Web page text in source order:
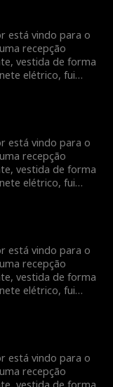
a bajulavam e
vou deixá-los
está vindo para o
recepção
vestida de forma
elétrico, fui
a bajulavam e
vou deixá-los
está vindo para o
recepção
vestida de forma
elétrico, fui
a bajulavam e
vou deixá-los
está vindo para o
recepção
vestida de forma
elétrico, fui
a bajulavam e
vou deixá-los
está vindo para o
recepção